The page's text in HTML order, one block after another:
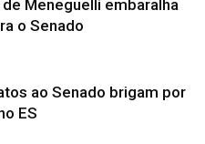
Meneguelli embaralha
o Senado
ao Senado brigam por
ES